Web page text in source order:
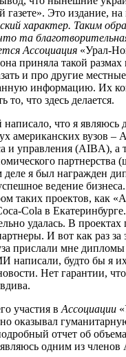
газете». Это издание, на
характер. Таким
та
Ассоциация «Урал-
приняла такой
и про другие
информацию. Их
то, что здесь делается.
написало, что я
американских вузов –
и управления (AIBA), а
партнерства
я был награжден
ведение
таких проектов, как
Cola в
удалась. В
И вот как раз за
прислали мне дипломы
написали, будто бы я
Нет гарантии,
участия в Ассоциации
оказывал
отчет об
одним из